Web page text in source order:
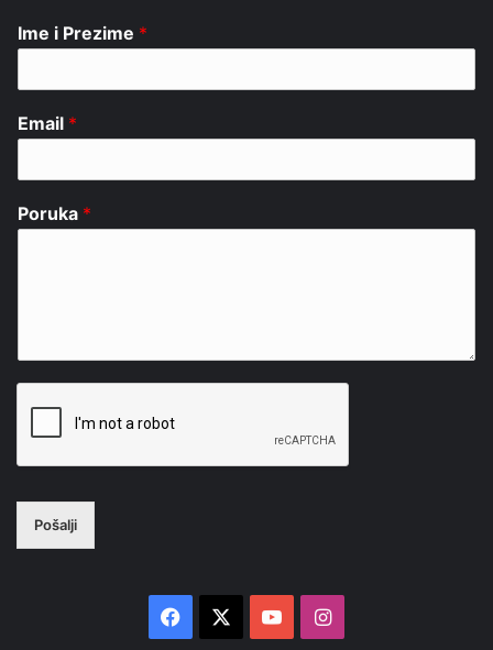
Ime i Prezime *
Email *
Poruka *
Pošalji
Facebook YouTubeInstagram